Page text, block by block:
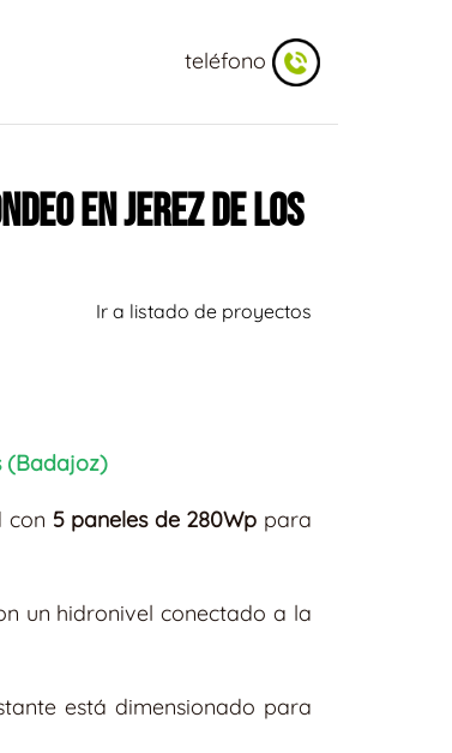
teléfono
EN JEREZ DE LOS
Ir a listado de proyectos
(Badajoz)
con 5 paneles de 280Wp para
un hidronivel conectado a la
está dimensionado para